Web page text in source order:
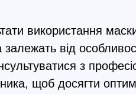
використання
від
з
щоб досягти